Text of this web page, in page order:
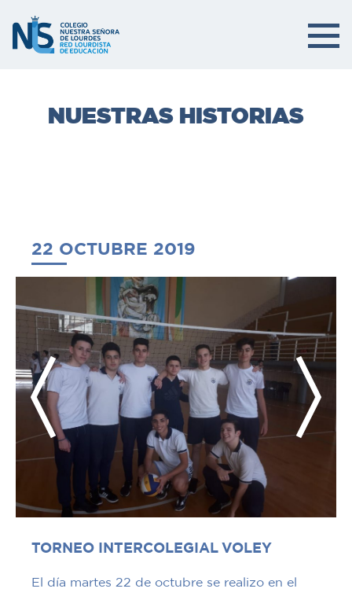
NUESTRAS HISTORIAS
22 OCTUBRE 2019
TORNEO INTERCOLEGIAL VOLEY
El día martes 22 de octubre se realizo en el